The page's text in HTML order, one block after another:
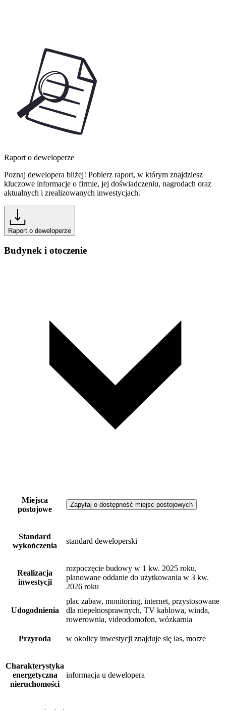
Raport o deweloperze
Poznaj dewelopera bliżej! Pobierz raport, w którym znajdziesz
kluczowe informacje o firmie, jej doświadczeniu, nagrodach oraz
aktualnych i zrealizowanych inwestycjach.
Raport o deweloperze
Budynek i otoczenie
Miejsca
postojowe
Zapytaj o dostępność miejsc postojowych
Standard
wykończenia
standard deweloperski
Realizacja
inwestycji
rozpoczęcie budowy w 1 kw. 2025 roku,
planowane oddanie do użytkowania w 3 kw.
2026 roku
Udogodnienia
plac zabaw, monitoring, internet, przystosowane
dla niepełnosprawnych, TV kablowa, winda,
rowerownia, videodomofon, wózkarnia
Przyroda w okolicy inwestycji znajduje się las, morze
Charakterystyka
energetyczna
nieruchomości
informacja u dewelopera